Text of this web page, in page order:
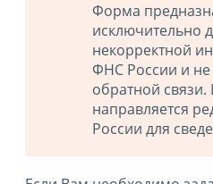
Форма
исключительно
некорректной
ФНС России и не
обратной
направляется
России для